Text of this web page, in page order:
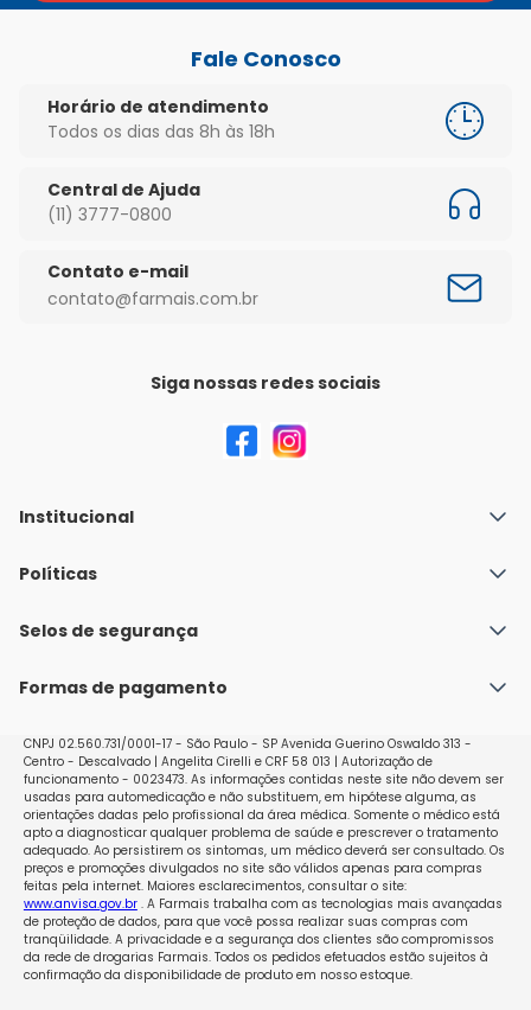
Fale Conosco
Horário de atendimento
Todos os dias das 8h às 18h
Central de Ajuda
(11) 3777-0800
Contato e-mail
contato@farmais.com.br
Siga nossas redes sociais
Institucional
Quem Somos
Nossas lojas
Políticas
Política de Envio
Políticas de Trocas e Devoluções
Selos de segurança
Formas de pagamento
CNPJ 02.560.731/0001-17 - São Paulo - SP Avenida Guerino Oswaldo 313 -
Centro - Descalvado | Angelita Cirelli e CRF 58 013 | Autorização de
funcionamento - 0023473. As informações contidas neste site não devem ser
usadas para automedicação e não substituem, em hipótese alguma, as
orientações dadas pelo profissional da área médica. Somente o médico está
apto a diagnosticar qualquer problema de saúde e prescrever o tratamento
adequado. Ao persistirem os sintomas, um médico deverá ser consultado. Os
preços e promoções divulgados no site são válidos apenas para compras
feitas pela internet. Maiores esclarecimentos, consultar o site:
www.anvisa.gov.br. A Farmais trabalha com as tecnologias mais avançadas
de proteção de dados, para que você possa realizar suas compras com
tranqüilidade. A privacidade e a segurança dos clientes são compromissos
da rede de drogarias Farmais. Todos os pedidos efetuados estão sujeitos à
confirmação da disponibilidade de produto em nosso estoque.